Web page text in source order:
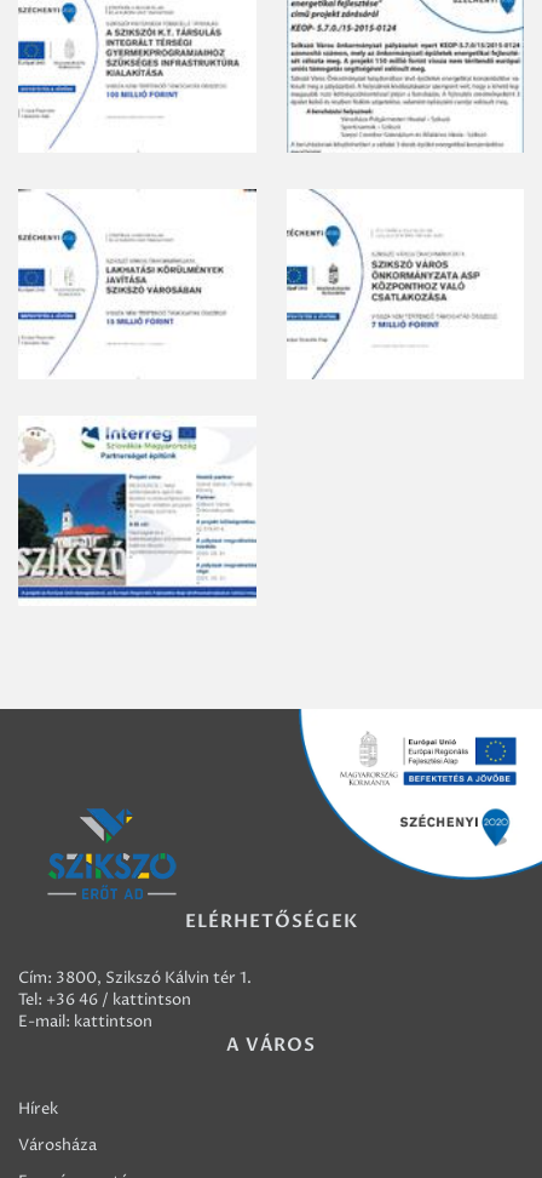
ELÉRHETŐSÉGEK
Cím: 3800, Szikszó Kálvin tér 1.
Tel: +36 46 / kattintson
E-mail: kattintson
A VÁROS
Hírek
Városháza